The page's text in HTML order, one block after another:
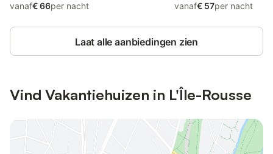
vanaf€ 66per nacht vanaf€ 57per nacht
Laat alle aanbiedingen zien
Vind Vakantiehuizen in L'Île-Rousse